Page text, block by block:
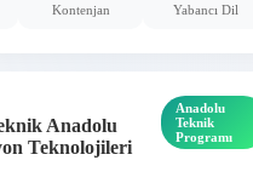
Kontenjan Yabancı Dil
Anadolu
Teknolojileri
Anadolu
Teknik
Programı